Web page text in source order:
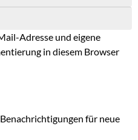
Adresse und eigene
in diesem Browser
für neue